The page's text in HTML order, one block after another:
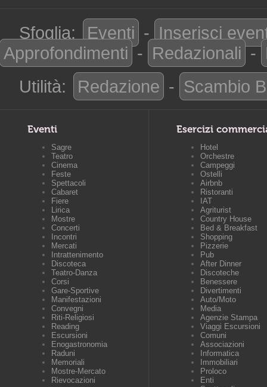
Sfoglia: Eventi - Inserisci
Approfondimenti - Redazionali -
Utilità:
Redazione - Scambio
Eventi
Sagre
Teatro
Cinema
Feste
Spettacoli
Cabaret
Fiere
Lirica
Mostre
Concerti
Incontri
Mercati
Intrattenimento
Discoteca
Teatro-Danza
Corsi
Gare-Sportive
Manifestazioni
Convegni
Riti-Religiosi
Reading
Escursioni
Enogastronomia
Raduni
Memoriali
Mostre-Mercato
Rievocazioni
Esercizi
Hotel
Orchestre
Campeggi
Ostelli
Airbnb
Ristoranti
IAT
Agriturist
Country House
Bed & Breakfast
Shopping
Pizzerie
Pub
After Dinner
Discoteche
Benessere
Divertimenti
Auto/Moto
Media
Agenzie Stampa
Viaggi Escursioni
Comuni
Associazioni
Informatica
Immobiliari
Proloco
Enti